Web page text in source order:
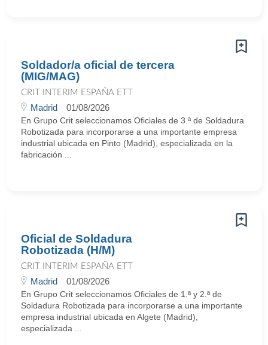
Soldador/a oficial de tercera
(MIG/MAG)
CRIT INTERIM ESPAÑA ETT
Madrid 01/08/2026
En Grupo Crit seleccionamos Oficiales de 3.ª de Soldadura
Robotizada para incorporarse a una importante empresa
industrial ubicada en Pinto (Madrid), especializada en la
fabricación ...
Oficial de Soldadura
Robotizada (H/M)
CRIT INTERIM ESPAÑA ETT
Madrid 01/08/2026
En Grupo Crit seleccionamos Oficiales de 1.ª y 2.ª de
Soldadura Robotizada para incorporarse a una importante
empresa industrial ubicada en Algete (Madrid),
especializada ...